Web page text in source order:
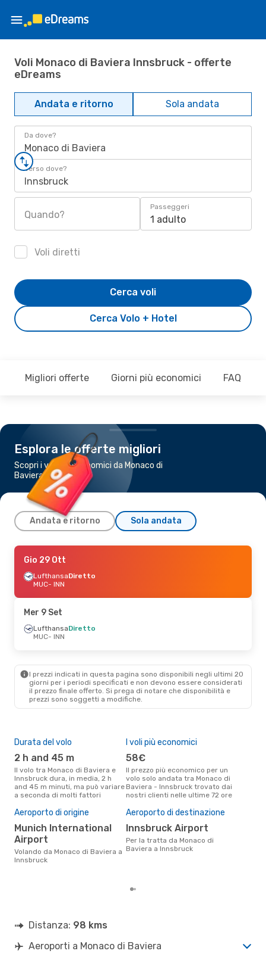
Voli Monaco di Baviera Innsbruck - offerte
eDreams
Andata e ritorno Sola andata
Da dove?
Monaco di Baviera
Verso dove?
Innsbruck
Quando?
Passeggeri
1 adulto
Voli diretti
Cerca Volo + Hotel
Cerca voli
Migliori offerte Giorni più economici FAQ
Esplora le offerte migliori
Scopri i voli più economici da Monaco di
Baviera a Innsbruck
Andata e ritorno Sola andata
Sab 19 Set
LufthansaDiretto
MUC- INN
INN- MUC
Gio 29 Ott
LufthansaDiretto
MUC- INN
Mer 9 Set
LufthansaDiretto
MUC- INN
I prezzi indicati in questa pagina sono disponibili negli ultimi 20
giorni per i periodi specificati e non devono essere considerati
il ​​prezzo finale offerto. Si prega di notare che disponibilità e
prezzi sono soggetti a modifiche.
Durata del volo
2 h and 45 m
Il volo tra Monaco di Baviera e
Innsbruck dura, in media, 2 h
and 45 m minuti, ma può variare
a seconda di molti fattori
I voli più economici
58€
Il prezzo più economico per un
volo solo andata tra Monaco di
Baviera - Innsbruck trovato dai
nostri clienti nelle ultime 72 ore
Aeroporto di origine
Munich International
Airport
Volando da Monaco di Baviera a
Innsbruck
Aeroporto di destinazione
Innsbruck Airport
Per la tratta da Monaco di
Baviera a Innsbruck
Distanza: 98 kms
Aeroporti a Monaco di Baviera